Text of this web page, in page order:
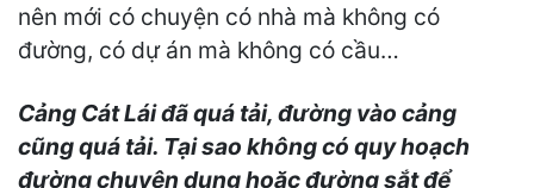
nên mới có chuyện có nhà mà không có
đường, có dự án mà không có cầu…
Cảng Cát Lái đã quá tải, đường vào cảng
cũng quá tải. Tại sao không có quy hoạch
đường chuyên dụng hoặc đường sắt để